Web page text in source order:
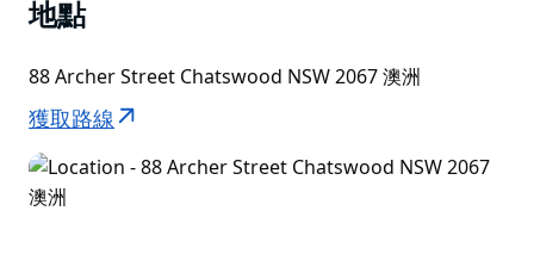
地點
88 Archer Street Chatswood NSW 2067 澳洲
獲取路線